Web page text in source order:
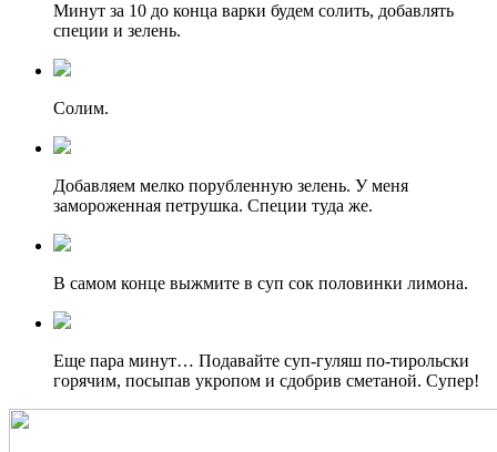
Минут за 10 до конца варки будем солить, добавлять
специи и зелень.
Солим.
Добавляем мелко порубленную зелень. У меня
замороженная петрушка. Специи туда же.
В самом конце выжмите в суп сок половинки лимона.
Еще пара минут… Подавайте суп-гуляш по-тирольски
горячим, посыпав укропом и сдобрив сметаной. Супер!